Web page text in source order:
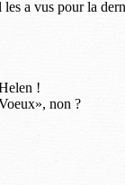
a vus pour la
!
non ?